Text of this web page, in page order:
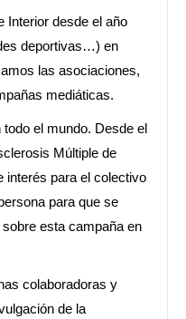
Interior desde el año
deportivas…) en
las asociaciones,
mediáticas.
el mundo. Desde el
Múltiple de
interés para el colectivo
para que se
esta campaña en
colaboradoras y
de la